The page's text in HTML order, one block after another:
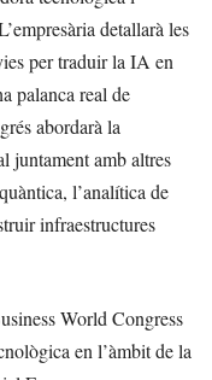
detallarà les
per traduir la IA en
palanca real de
abordarà la
juntament amb altres
l’analítica de
infraestructures
World Congress
en l’àmbit de la